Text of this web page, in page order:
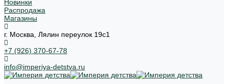
Новинки
Распродажа
Магазины
г. Москва, Лялин переулок 19с1
+7 (926) 370-67-78
info@imperiya-detstva.ru